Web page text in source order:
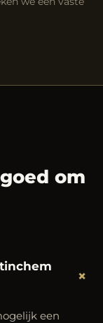
om
+
een